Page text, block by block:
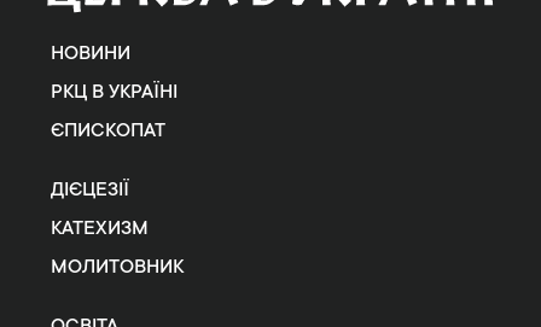
НОВИНИ
РКЦ В УКРАЇНІ
ЄПИСКОПАТ
ДІЄЦЕЗІЇ
КАТЕХИЗМ
МОЛИТОВНИК